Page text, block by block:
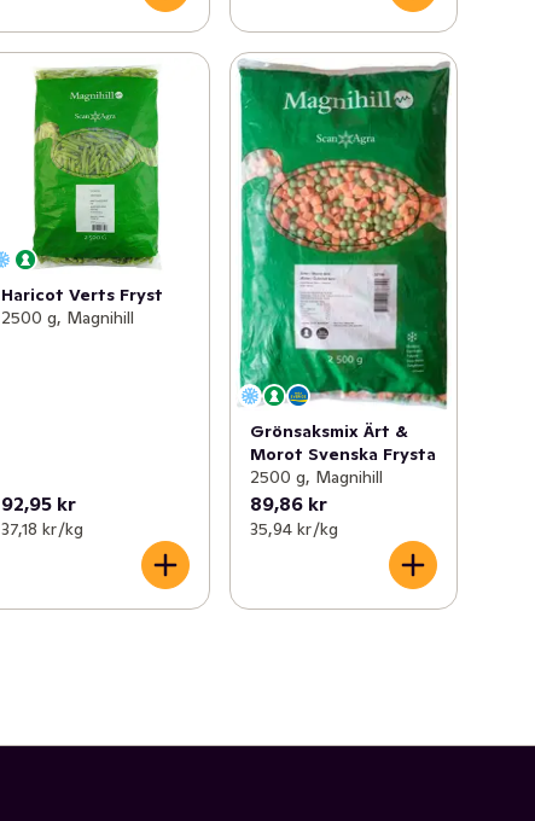
Haricot Verts Fryst
2500 g, Magnihill
92,95 kr
37,18 kr /kg
Grönsaksmix Ärt &
Morot Svenska Frysta
2500 g, Magnihill
89,86 kr
35,94 kr /kg